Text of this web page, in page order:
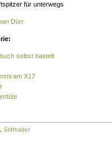
für unterwegs
Dürr
selbst bastelt
am X17
Stifthalter